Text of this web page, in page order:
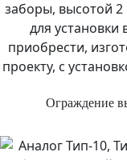
Ограждение